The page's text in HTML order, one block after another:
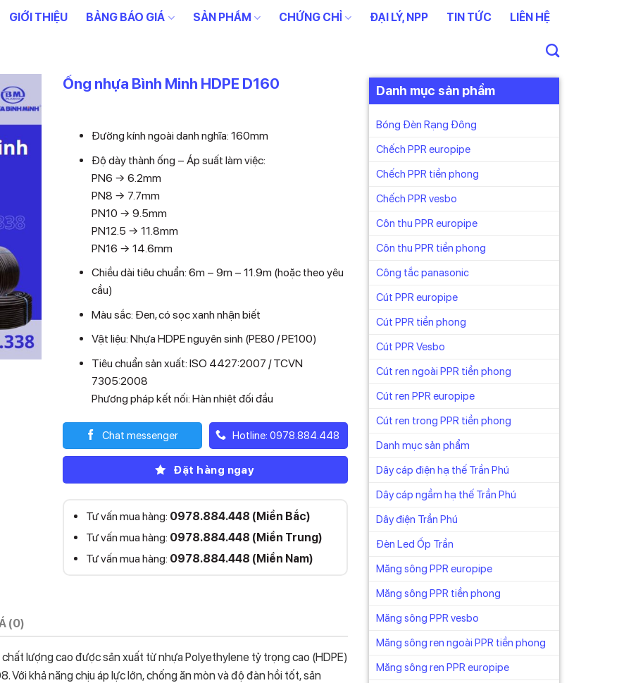
GIỚI THIỆU BẢNG BÁO GIÁ SẢN PHẨM CHỨNG CHỈ ĐẠI LÝ, NPP TIN TỨC LIÊN HỆ
Danh mục sản phẩm
Bóng Đèn Rạng Đông
Chếch PPR europipe
Chếch PPR tiền phong
Chếch PPR vesbo
Côn thu PPR europipe
Côn thu PPR tiền phong
Công tắc panasonic
Cút PPR europipe
Cút PPR tiền phong
Cút PPR Vesbo
Cút ren ngoài PPR tiền phong
Cút ren PPR europipe
Cút ren trong PPR tiền phong
Danh mục sản phẩm
Dây cáp điện hạ thế Trần Phú
Dây cáp ngầm hạ thế Trần Phú
Dây điện Trần Phú
Đèn Led Ốp Trần
Măng sông PPR europipe
Măng sông PPR tiền phong
Măng sông PPR vesbo
Măng sông ren ngoài PPR tiền phong
Măng sông ren PPR europipe
Ống nhựa Bình Minh HDPE D160
Đường kính ngoài danh nghĩa: 160mm
Độ dày thành ống – Áp suất làm việc:
PN6 → 6.2mm
PN8 → 7.7mm
PN10 → 9.5mm
PN12.5 → 11.8mm
PN16 → 14.6mm
Chiều dài tiêu chuẩn: 6m – 9m – 11.9m (hoặc theo yêu
cầu)
Màu sắc: Đen, có sọc xanh nhận biết
Vật liệu: Nhựa HDPE nguyên sinh (PE80 / PE100)
Tiêu chuẩn sản xuất: ISO 4427:2007 / TCVN
7305:2008
Phương pháp kết nối: Hàn nhiệt đối đầu
Chat messenger Hotline: 0978.884.448
Đặt hàng ngay
Tư vấn mua hàng: 0978.884.448 (Miền Bắc)
Tư vấn mua hàng: 0978.884.448 (Miền Trung)
Tư vấn mua hàng: 0978.884.448 (Miền Nam)
(0)
lượng cao được sản xuất từ nhựa Polyethylene tỷ trọng cao (HDPE)
khả năng chịu áp lực lớn, chống ăn mòn và độ đàn hồi tốt, sản